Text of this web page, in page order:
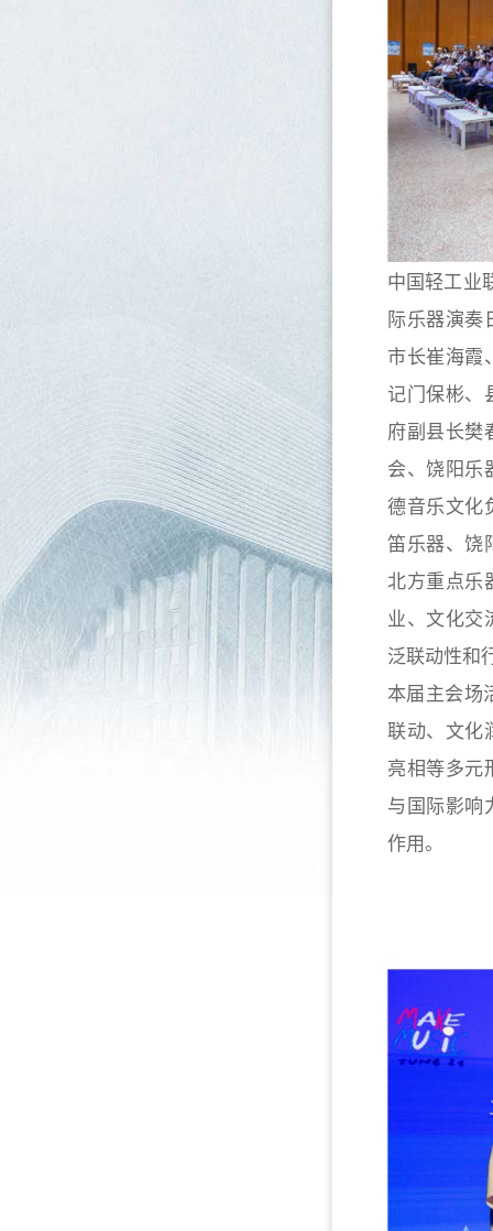
中国轻工业
际乐器演奏
市长崔海霞
记门保彬、
府副县长樊
会、饶阳乐
德音乐文化
笛乐器、饶
北方重点乐
业、文化交
泛联动性和
本届主会
联动、文化
亮相等多元
与国际影响
作用。